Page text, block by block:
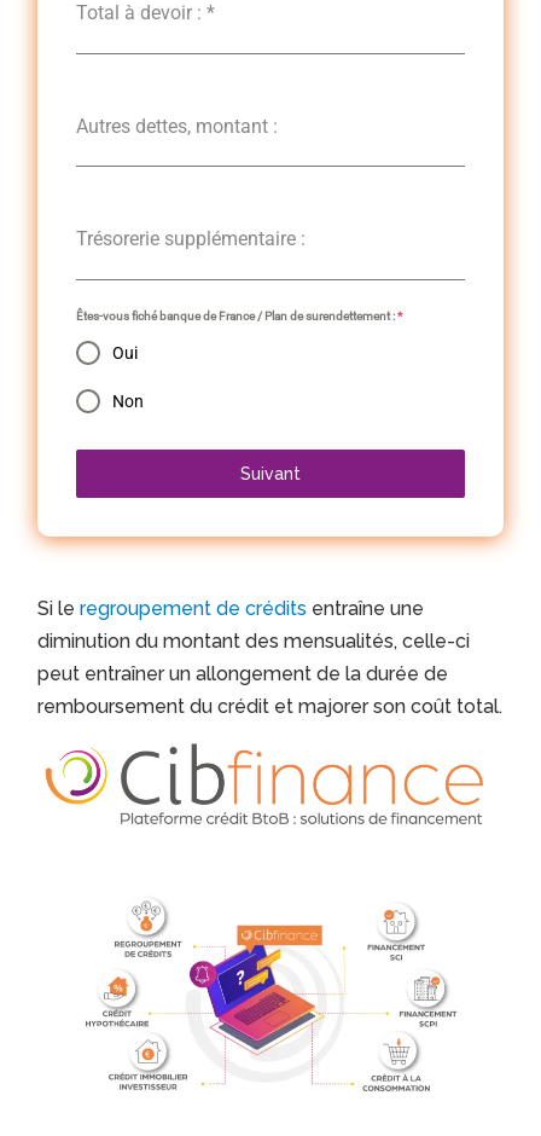
Total à devoir :*
Autres dettes, montant :
Trésorerie supplémentaire :
Êtes-vous fiché banque de France / Plan de surendettement :*
Oui
Non
Suivant
Si leregroupement de crédits entraîne une
diminution du montant des mensualités, celle-ci
peut entraîner un allongement de la durée de
remboursement du crédit et majorer son coût total.